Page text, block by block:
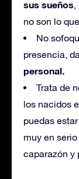
sus sueños,
no son lo
No
presencia,
personal.
Trata de
los nacidos
puedas
muy en
caparazón y